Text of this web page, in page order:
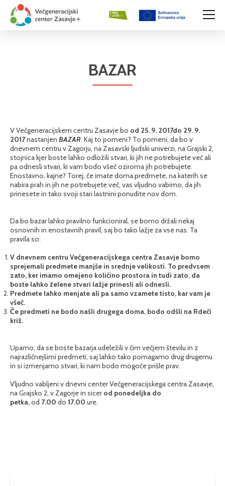
BAZAR
V Večgeneracijskem centru Zasavje bo od 25. 9. 2017do 29. 9.
2017nastanjen BAZAR. Kaj to pomeni? To pomeni, da bo v
dnevnem centru v Zagorju, na Zasavski ljudski univerzi, na Grajski 2,
stojnica kjer boste lahko odložili stvari, ki jih ne potrebujete več ali
pa odnesli stvari, ki vam bodo všeč oziroma jih potrebujete.
Enostavno, kajne? Torej, če imate doma predmete, na katerih se
nabira prah in jih ne potrebujete več, vas vljudno vabimo, da jih
prinesete in tako svoji stari lastnini ponudite nov dom.
Da bo bazar lahko pravilno funkcioniral, se bomo držali nekaj
osnovnih in enostavnih pravil, saj bo tako lažje za vse nas. Ta
pravila so:
V dnevnem centru Večgeneracijskega centra Zasavje bomo
sprejemali predmete manjše in srednje velikosti. To predvsem
zato, ker imamo omejeno količino prostora in tudi zato, da
boste lahko želene stvari lažje prinesli ali odnesli.
Predmete lahko menjate ali pa samo vzamete tisto, kar vam je
všeč.
Če predmeti ne bodo našli drugega doma, bodo odšli na Rdeči
križ.
Upamo, da se boste bazarja udeležili v čim večjem številu in z
najrazličnejšimi predmeti, saj lahko tako pomagamo drug drugemu
in si izmenjamo stvari, ki nam bodo mogoče prišle prav.
Vljudno vabljeni v dnevni center Večgeneracijskega centra Zasavje,
na Grajsko 2, v Zagorje in sicerod ponedeljka do
petka,od 7.00 do 17.00 ure.